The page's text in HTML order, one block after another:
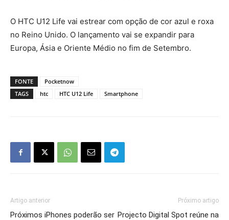
O HTC U12 Life vai estrear com opção de cor azul e roxa
no Reino Unido. O lançamento vai se expandir para
Europa, Ásia e Oriente Médio no fim de Setembro.
FONTE
Pocketnow
TAGS
htc HTC U12 Life Smartphone
Artigo anterior
Próximos iPhones poderão ser
Próximo artigo
Projecto Digital Spot reúne na